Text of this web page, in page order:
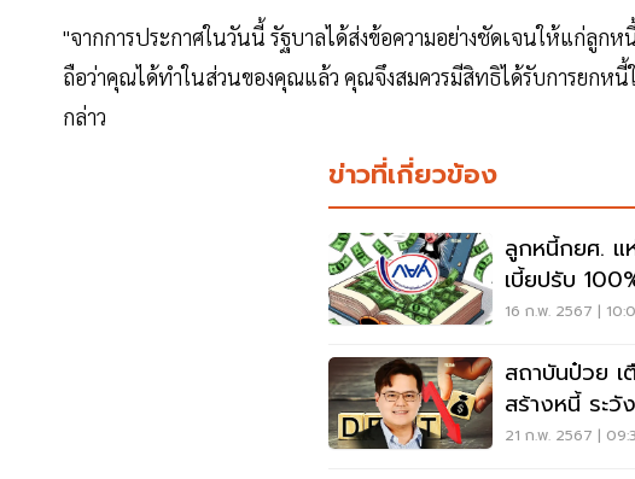
"จากการประกาศในวันนี้ รัฐบาลได้ส่งข้อความอย่างชัดเจนให้แก่ลู
ถือว่าคุณได้ทำในส่วนของคุณแล้ว คุณจึงสมควรมีสิทธิได้รับการยกหนี้
กล่าว
ข่าวที่เกี่ยวข้อง
ลูกหนี้กยศ. แ
เบี้ยปรับ
16 ก.พ. 2567 |
สถาบันป๋วย เ
สร้างหนี้ ระวั
21 ก.พ. 2567 |